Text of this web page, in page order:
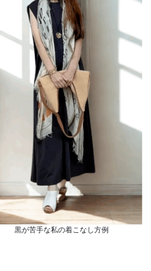
黒が苦手な私の着こなし方例